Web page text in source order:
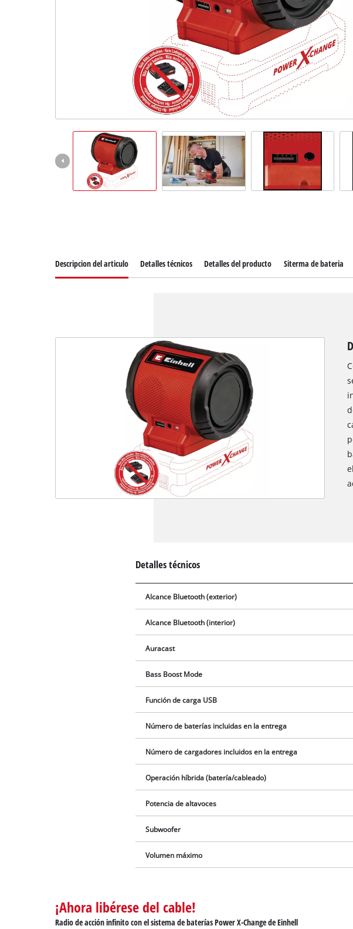
Todos los productos Power X-
Herramientas Power X-Change
Herramientas de jardín Power
Descripcion del articulo Detalles técnicos Detalles del producto Siterma de bateria
Detalles técnicos
Alcance Bluetooth (exterior)
Alcance Bluetooth (interior)
Auracast
Bass Boost Mode
Función de carga USB
Número de baterías incluidas en la entrega
Número de cargadores incluidos en la entrega
Operación híbrida (batería/cableado)
Potencia de altavoces
Subwoofer
Volumen máximo
¡Ahora libérese del cable!
Radio de acción infinito con el sistema de baterías Power X-Change de Einhell